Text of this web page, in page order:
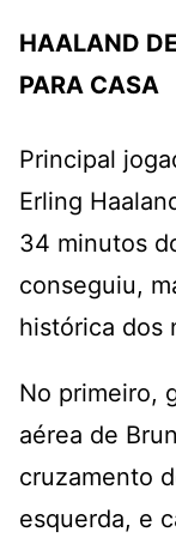
HAALAND
PARA CASA
Principal
Erling
34 minutos
conseguiu,
histórica dos
No primeiro,
aérea de
cruzamento
esquerda, e